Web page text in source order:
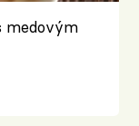
medovým